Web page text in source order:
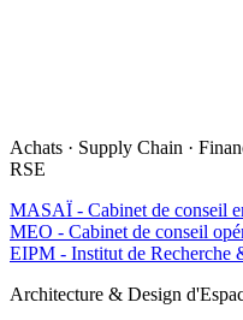
Achats · Supply Chain ·
RSE
MASAÏ - Cabinet de conseil
MEO - Cabinet de conseil
EIPM - Institut de Recherche
Architecture & Design